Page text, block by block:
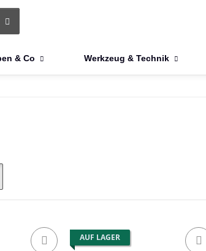
& Co Werkzeug & Technik
AUF LAGER